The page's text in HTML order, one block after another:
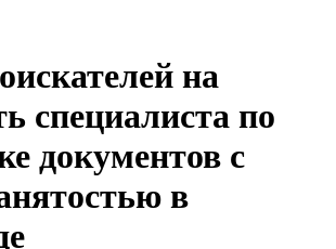
на
специалиста по
документов с
в